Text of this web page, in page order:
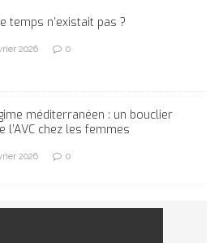
temps n’existait pas ?
2026 0
méditerranéen : un bouclier
l’AVC chez les femmes
2026 0